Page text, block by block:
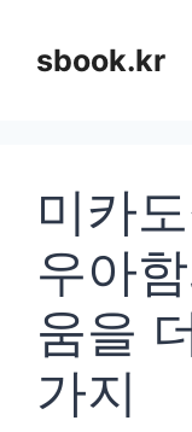
sbook.kr
미카
우아
움을
가지